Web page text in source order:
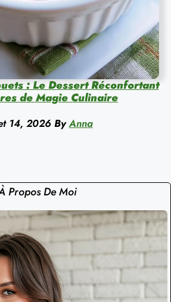
: Le Dessert Réconfortant
de Magie Culinaire
14, 2026 By Anna
Propos De Moi